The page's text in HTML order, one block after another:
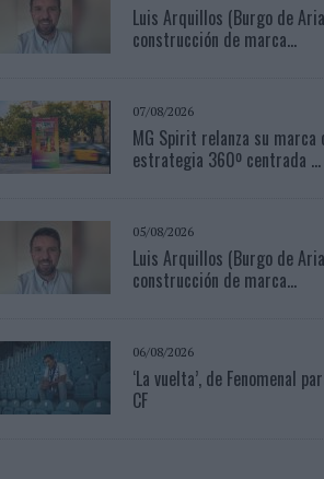
Luis Arquillos (Burgo de
construcción de marca...
07/08/2026
MG Spirit relanza su marca
estrategia 360º centrada ...
05/08/2026
Luis Arquillos (Burgo de
construcción de marca...
06/08/2026
‘La vuelta’, de Fenomenal
CF